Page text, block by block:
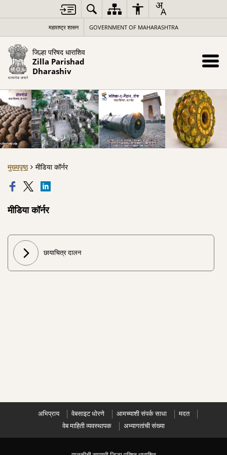
महाराष्ट्र शासन GOVERNMENT OF MAHARASHTRA
जिल्हा परिषद धाराशिव
Zilla Parishad
Dharashiv
मुख्यपृष्ठ मीडिया कॉर्नर
मीडिया कॉर्नर
छायाचित्र दालन
अभिप्राय वेबसाइट धोरणे आमच्याशी संपर्क साधा
मदत
वेब माहिती व्यवस्थापक
अभ्यागतांची संख्या